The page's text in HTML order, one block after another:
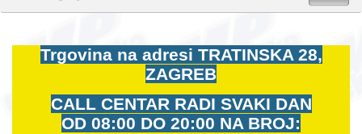
Trgovina na adresi TRATINSKA 28,
ZAGREB
CALL CENTAR RADI SVAKI DAN
OD 08:00 DO 20:00 NA BROJ: